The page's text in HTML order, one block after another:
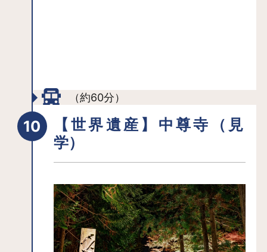
り旅の疲れを癒すのもおすすめです。
（約60分）
【世界遺産】中尊寺（見
学）